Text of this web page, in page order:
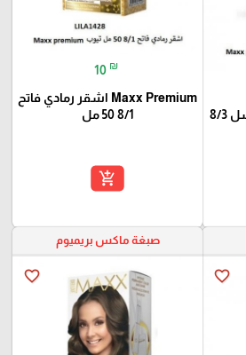
Maxx Premium رغوة العسل 8/3
10 ₪
Maxx Premium اشقر رمادي فاتح
8/1 50 مل
add_shopping_cart
favorite_border
صبغة ماكس بريميوم
favorite_border